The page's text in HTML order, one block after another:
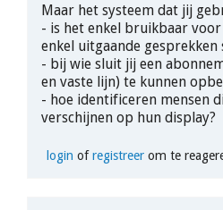
Maar het systeem dat jij
- is het enkel bruikbaar
enkel uitgaande
- bij wie sluit jij een
en vaste lijn) te kunnen
- hoe identificeren mensen
verschijnen op hun display?
login ofregistreerom te